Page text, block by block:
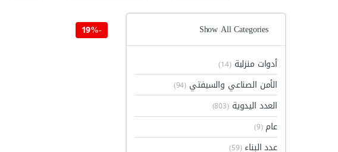
-
19% Show All Categories
أدوات منزلية(14)
الأمن الصناعي والسيفتي (94)
العدد اليدوية(803)
عام(9)
عدد البناء(59)